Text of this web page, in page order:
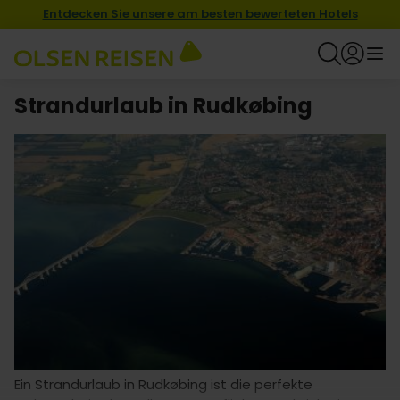
Entdecken Sie unsere am besten bewerteten Hotels
Strandurlaub in Rudkøbing
Ein Strandurlaub in Rudkøbing ist die perfekte